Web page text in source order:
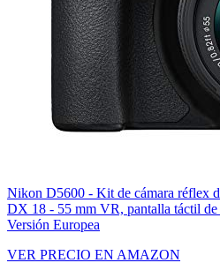
Nikon D5600 - Kit de cámara réflex
DX 18 - 55 mm VR, pantalla táctil
Versión Europea
VER PRECIO EN AMAZON